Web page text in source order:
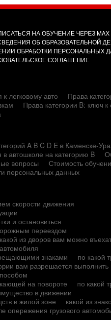
НА ОБУЧЕНИЕ ЧЕРЕЗ MAX
ОБ ОБРАЗОВАТЕЛЬНОЙ
ОБРАБОТКИ ПЕРСОНАЛЬНЫХ
СОГЛАШЕНИЕ
легковому авто
Права
Права категории B: ключ
A B C D E в Каменске-
автошколе на категорию B
вопросы Стоимость
персональных данных
скорости движения
и остановиться
переездом
из дворов вам можно
знаками
по какой
вам разрешается выполнить
на повороте
по какой
в движении
в жилой зоне
какой из
опережения грузового